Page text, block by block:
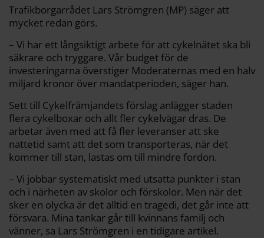
Trafikborgarrådet Lars Strömgren (MP) säger att
mycket redan görs.
– Vi har ett långsiktigt arbete för att cykelnätet ska bli
säkrare och tryggare. Vår budget för de
investeringarna överstiger Moderaternas med en halv
miljard kronor över mandatperioden, säger han.
Sett till Cykelfrämjandets förslag anlägger staden
flera cykelboxar och allt fler cykelvägar dras. De
arbetar även med att få fler leveranser att ske
nattetid samt att det som transporteras, när det
kommer till stan, lastas om till mindre fordon.
– Vi jobbar systematiskt med utsatta punkter i stan
och i närheten av skolor och förskolor. Men när det
sker en olycka är det alltid en tragedi, det går inte att
försvara. Mina tankar går till kvinnans familj och
vänner, sa Lars Strömgren i en tidigare artikel.